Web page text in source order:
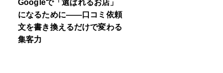
Googleで「選ばれるお店」
になるために――口コミ依頼
文を書き換えるだけで変わる
集客力